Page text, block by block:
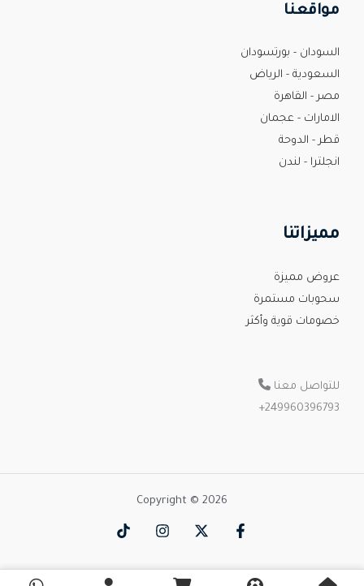
مواقعنا
السودان - بورتسودان
السعودية - الرياض
مصر - القاهرة
الامارات - عجمان
قطر - الدوحة
انجلترا - لندن
مميزاتنا
عروض مميزة
سحوبات مستمرة
خصومات قوية وأكثر
للتواصل معنا
249960396793
+
Copyright © 2026